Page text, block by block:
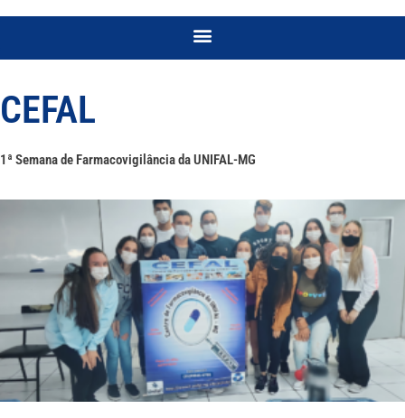
CEFAL
1ª Semana de Farmacovigilância da UNIFAL-MG